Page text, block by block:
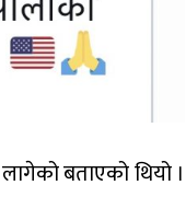
बताएको थियो ।